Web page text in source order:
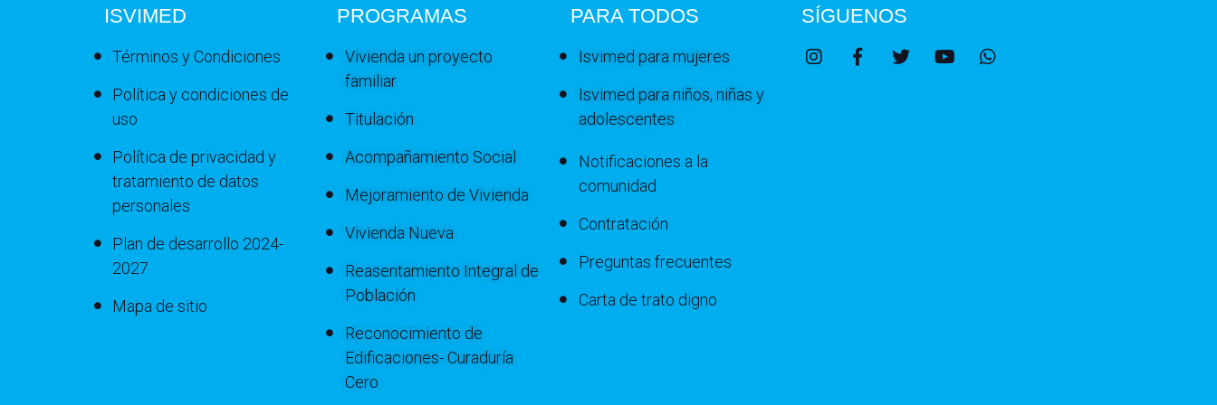
ISVIMED
Términos y Condiciones
Política y condiciones de
uso
Política de privacidad y
tratamiento de datos
personales
Plan de desarrollo 2024-
2027
Mapa de sitio
PROGRAMAS
Vivienda un proyecto
familiar
Titulación
Acompañamiento Social
Mejoramiento de Vivienda
Vivienda Nueva
Reasentamiento Integral de
Población
Reconocimiento de
Edificaciones- Curaduría
Cero
PARA TODOS
Isvimed para mujeres
Isvimed para niños, niñas y
adolescentes
Notificaciones a la
comunidad
Contratación
Preguntas frecuentes
Carta de trato digno
SÍGUENOS